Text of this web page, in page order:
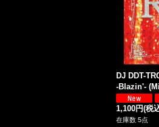
DJ DDT-
-Blazin'-
1,100円(税
在庫数 5点